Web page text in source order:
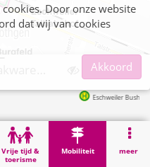
Vrije tijd &
toerisme
Mobiliteit meer
Eschweiler Bushof in 80m
Borgens Tabakwaren, Zeitschriften
Door onze website
dat wij van cookies
Akkoord